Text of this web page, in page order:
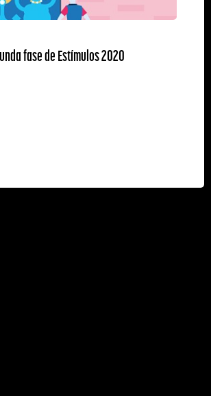
fase de Estímulos 2020